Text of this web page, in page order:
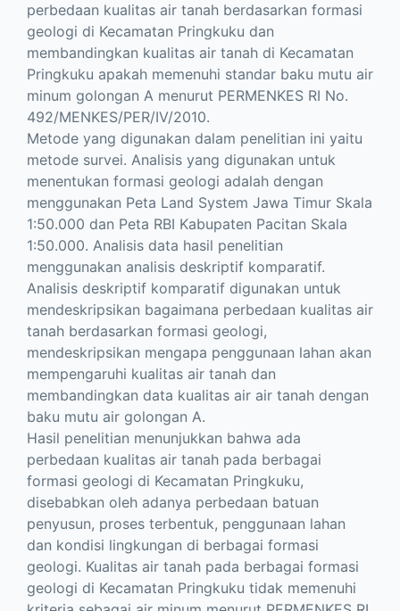
perbedaan kualitas air tanah berdasarkan formasi
geologi di Kecamatan Pringkuku dan
membandingkan kualitas air tanah di Kecamatan
Pringkuku apakah memenuhi standar baku mutu air
minum golongan A menurut PERMENKES RI No.
492/MENKES/PER/IV/2010.
Metode yang digunakan dalam penelitian ini yaitu
metode survei. Analisis yang digunakan untuk
menentukan formasi geologi adalah dengan
menggunakan Peta Land System Jawa Timur Skala
1:50.000 dan Peta RBI Kabupaten Pacitan Skala
1:50.000. Analisis data hasil penelitian
menggunakan analisis deskriptif komparatif.
Analisis deskriptif komparatif digunakan untuk
mendeskripsikan bagaimana perbedaan kualitas air
tanah berdasarkan formasi geologi,
mendeskripsikan mengapa penggunaan lahan akan
mempengaruhi kualitas air tanah dan
membandingkan data kualitas air air tanah dengan
baku mutu air golongan A.
Hasil penelitian menunjukkan bahwa ada
perbedaan kualitas air tanah pada berbagai
formasi geologi di Kecamatan Pringkuku,
disebabkan oleh adanya perbedaan batuan
penyusun, proses terbentuk, penggunaan lahan
dan kondisi lingkungan di berbagai formasi
geologi. Kualitas air tanah pada berbagai formasi
geologi di Kecamatan Pringkuku tidak memenuhi